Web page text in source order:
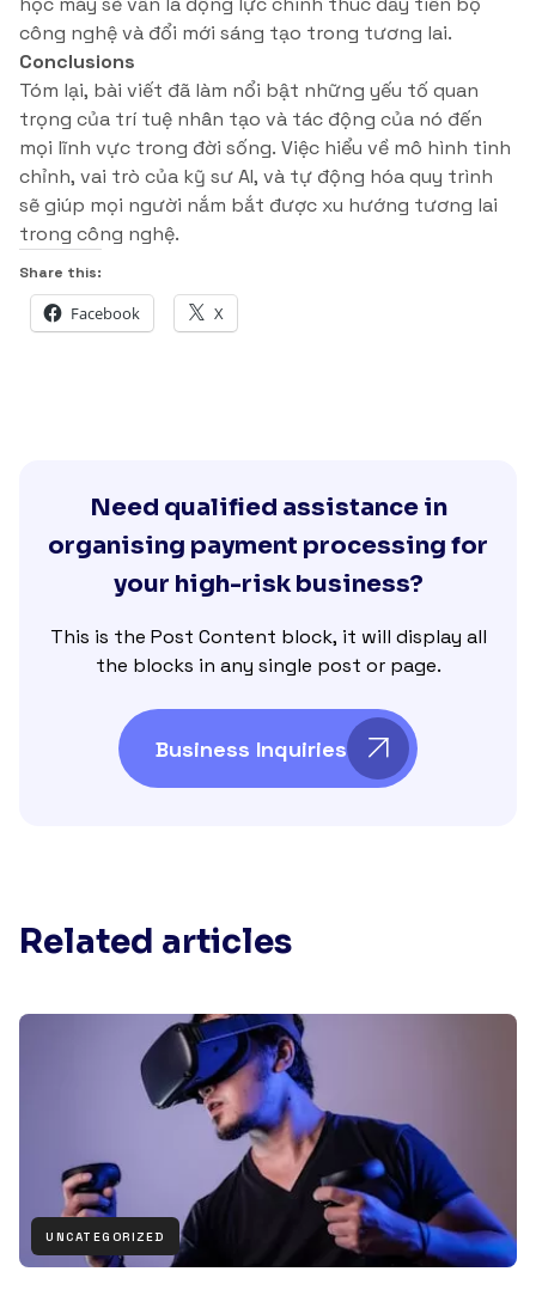
công nghệ và đổi mới sáng tạo trong tương lai.
Conclusions
Tóm lại, bài viết đã làm nổi bật những yếu tố quan
trọng của trí tuệ nhân tạo và tác động của nó đến
mọi lĩnh vực trong đời sống. Việc hiểu về mô hình tinh
chỉnh, vai trò của kỹ sư AI, và tự động hóa quy trình
sẽ giúp mọi người nắm bắt được xu hướng tương lai
trong công nghệ.
Share this:
Facebook X
Need qualified assistance in
organising payment processing for
your high-risk business?
This is the Post Content block, it will display all
the blocks in any single post or page.
Business Inquiries
Related articles
UNCATEGORIZED